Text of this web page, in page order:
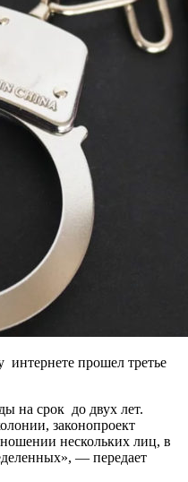
интернете прошел третье
на срок до двух лет.
законопроект
нескольких лиц, в
— передает